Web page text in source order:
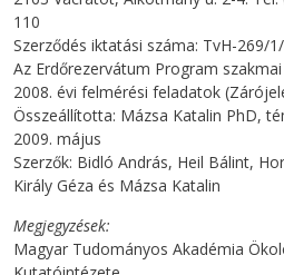
110
Szerződés iktatási száma: TvH-269/
Az Erdőrezervátum Program
2008. évi felmérési feladatok
Összeállította: Mázsa Katalin PhD,
2009. május
Szerzők: Bidló András, Heil Bálint,
Király Géza és Mázsa Katalin
Megjegyzések
Magyar Tudományos Akadémia